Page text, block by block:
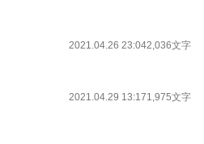
2021.04.26 23:042,036文字
2021.04.29 13:171,975文字